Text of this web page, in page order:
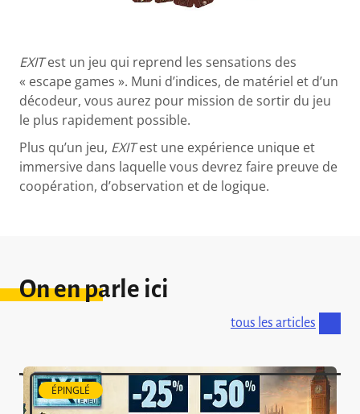
EXITest un jeu qui reprend les sensations des
« escape games ». Muni d’indices, de matériel et d’un
décodeur, vous aurez pour mission de sortir du jeu
le plus rapidement possible.
Plus qu’un jeu, EXITest une expérience unique et
immersive dans laquelle vous devrez faire preuve de
coopération, d’observation et de logique.
On en parle ici
tous les articles
ÉPINGLÉ